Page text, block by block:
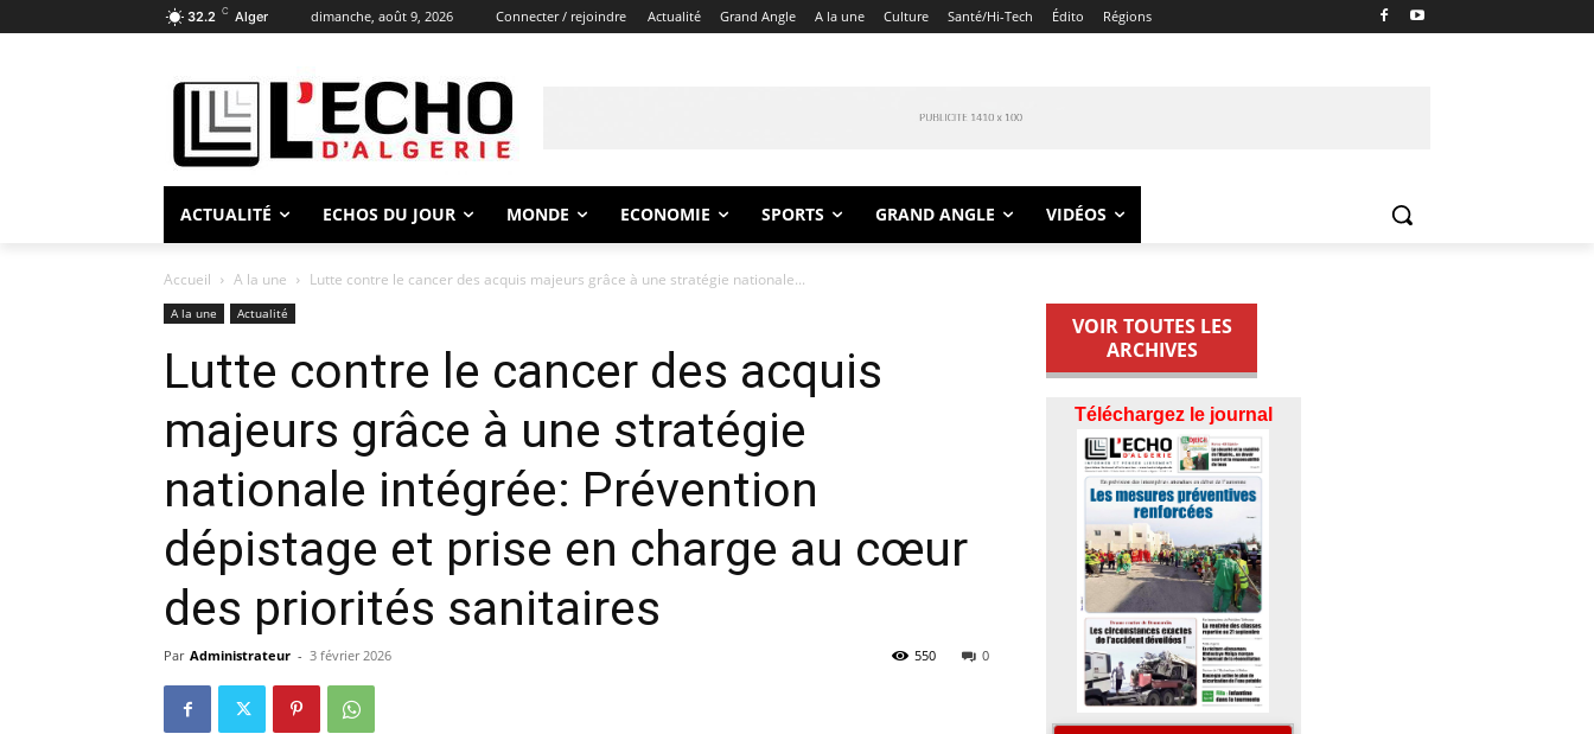
32.2 C Alger dimanche, août 9, 2026 Connecter / rejoindre Actualité Grand Angle A la une Culture Santé/Hi-Tech Édito Régions
ACTUALITÉ ECHOS DU JOUR MONDE ECONOMIE SPORTS GRAND ANGLE VIDÉOS
Accueil A la une Lutte contre le cancer des acquis majeurs grâce à une stratégie nationale...
A la une Actualité
Lutte contre le cancer des acquis
majeurs grâce à une stratégie
nationale intégrée: Prévention
dépistage et prise en charge au cœur
des priorités sanitaires
Par Administrateur - 3 février 2026 0
550
VOIR TOUTES LES
ARCHIVES